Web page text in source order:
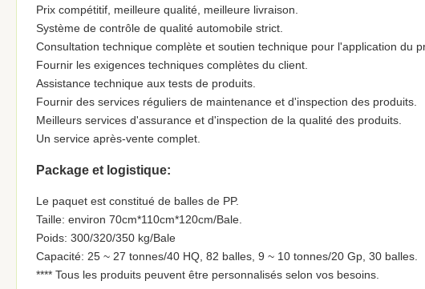
Prix compétitif, meilleure qualité, meilleure livraison.
Système de contrôle de qualité automobile strict.
Consultation technique complète et soutien technique pour l'application du
Fournir les exigences techniques complètes du client.
Assistance technique aux tests de produits.
Fournir des services réguliers de maintenance et d'inspection des produits.
Meilleurs services d'assurance et d'inspection de la qualité des produits.
Un service après-vente complet.
Package et logistique:
Le paquet est constitué de balles de PP.
Taille: environ 70cm*110cm*120cm/Bale.
Poids: 300/320/350 kg/Bale
Capacité: 25 ~ 27 tonnes/40 HQ, 82 balles, 9 ~ 10 tonnes/20 Gp, 30 balles.
**** Tous les produits peuvent être personnalisés selon vos besoins.